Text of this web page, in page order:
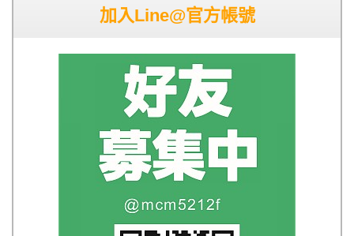
加入Line@官方帳號